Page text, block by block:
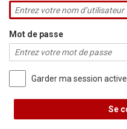
Mot de passe
Garder ma session active
Se